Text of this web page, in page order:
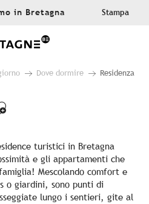
in Bretagna Stampa
Dove dormire Residenza
aux
turistici in Bretagna
e gli appartamenti che
Mescolando comfort e
o giardini, sono punti di
lungo i sentieri, gite al